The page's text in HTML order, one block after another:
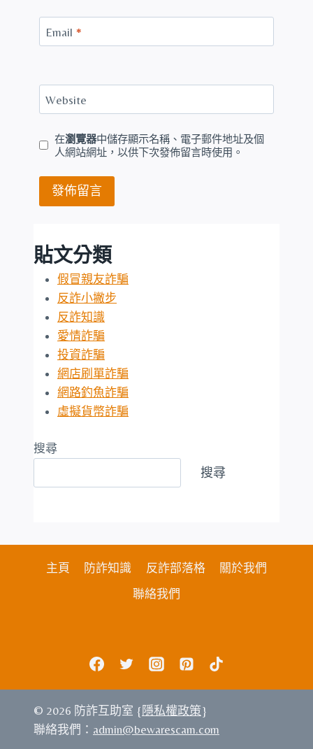
Email *
Website
在瀏覽器中儲存顯示名稱、電子郵件地址及個
人網站網址，以供下次發佈留言時使用。
貼文分類
假冒親友詐騙
反詐小撇步
反詐知識
愛情詐騙
投資詐騙
網店刷單詐騙
網路釣魚詐騙
虛擬貨幣詐騙
搜尋
搜尋
主頁 防詐知識 反詐部落格
關於我們
聯絡我們
© 2026 防詐互助室 { 隱私權政策}
聯絡我們： admin@bewarescam.com